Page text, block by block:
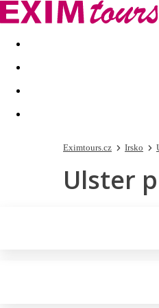
Akční nabídky Last minute
Eximtours.cz Irsko
Ulster